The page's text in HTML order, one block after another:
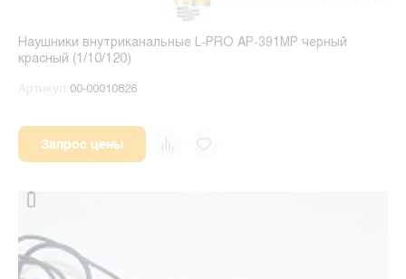
Наушники внутриканальные L-PRO AP-391MP черный
красный (1/10/120)
Артикул 00-00010826
Запрос цены